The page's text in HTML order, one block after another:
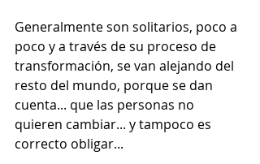
Generalmente son solitarios, poco a
poco y a través de su proceso de
transformación, se van alejando del
resto del mundo, porque se dan
cuenta... que las personas no
quieren cambiar... y tampoco es
correcto obligar...